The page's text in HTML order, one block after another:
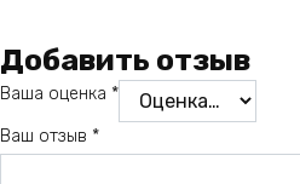
Добавить отзыв
Ваша оценка *
Ваш отзыв *